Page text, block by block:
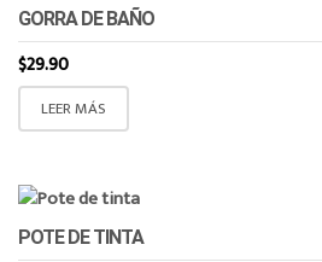
GORRA DE BAÑO
$29.90
LEER MÁS
POTE DE TINTA